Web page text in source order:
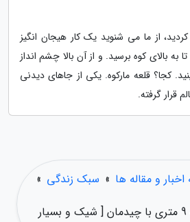
از ما می شنوید یک کار هیجان انگیز
بروید تا به بالای کوه برسید. و از آن بالا چشم انداز
کجا؟ قلعه مارکوه. یکی از جاهای دیدنی
قرار گرفته.
و مقاله ها » سبک زندگی »
دکوراسیون آشپزخانه 9 متری با چیدمان [ شیک و بسیار